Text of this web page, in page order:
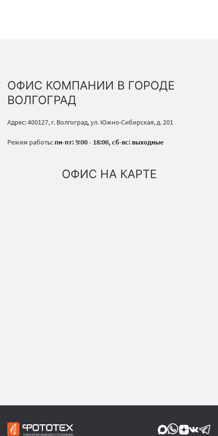
ОФИС КОМПАНИИ В ГОРОДЕ
ВОЛГОГРАД
Адрес: 400127, г. Волгоград, ул. Южно-Сибирская, д. 201
Режим работы: пн-пт: 9:00 - 18:00, сб-вс: выходные
ОФИС НА КАРТЕ